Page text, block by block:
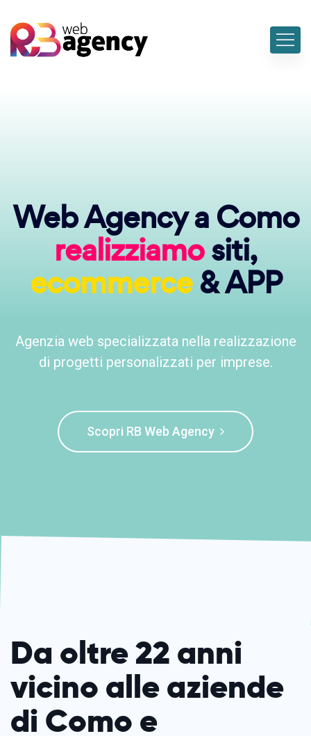
Web Agency a Como
realizziamositi,
ecommerce& APP
Agenzia web specializzata nella realizzazione
di progetti personalizzati per imprese.
Scopri RB Web Agency
Da oltre 22 anni
vicino alle aziende
di Como e